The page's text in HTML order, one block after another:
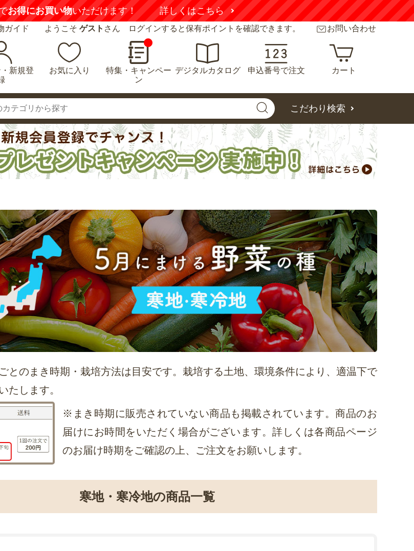
お得にお買い物いただけます！ 詳しくはこちら
ガイド ようこそ ゲスト さん ログインすると保有ポイントを確認できます。 お問い合わせ
新規登
お気に入り
特集・キャンペー
ン
デジタルカタログ 申込番号で注文 カート
こだわり検索
とのまき時期・栽培方法は目安です。栽培する土地、環境条件により、適温下で
たします。
※まき時期に販売されていない商品も掲載されています。商品のお
届けにお時間をいただく場合がございます。詳しくは各商品ページ
のお届け時期をご確認の上、ご注文をお願いします。
寒地・寒冷地の商品一覧